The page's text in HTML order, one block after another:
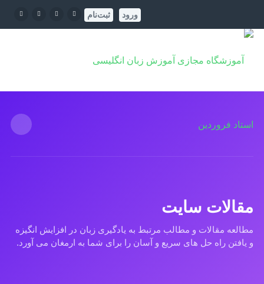
ورود ثبت‌نام
مقالات سایت
مطالعه مقالات و مطالب مرتبط به یادگیری زبان در افزایش انگیزه
و یافتن راه حل های سریع و آسان را برای شما به ارمغان می آورد.